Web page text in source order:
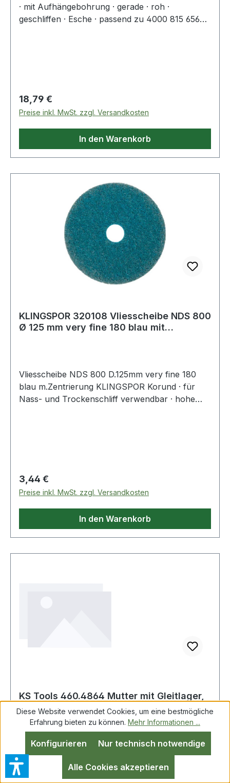
· mit Aufhängebohrung · gerade · roh ·
geschliffen · Esche · passend zu 4000 815 656
Regulärer Preis:
18,79 €
Preise inkl. MwSt. zzgl. Versandkosten
In den Warenkorb
KLINGSPOR 320108 Vliesscheibe NDS 800
Ø 125 mm very fine 180 blau mit
Vliesscheibe NDS 800 D.125mm very fine 180
blau m.Zentrierung KLINGSPOR Korund · für
Nass- und Trockenschliff verwendbar · hohe
mit Spannschraube einsetzbarWeitere
technische Eigenschaften:· Schleifmittel: Korund·
Anwendungsgebiet: Metall Universal, Edelstahl·
Bindung: Kunstharz· Bohrungsdurchmesser:
Regulärer Preis:
3,44 €
Preise inkl. MwSt. zzgl. Versandkosten
In den Warenkorb
KS Tools 460.4864 Mutter mit Gleitlager,
Ø39 mm
KS Tools 460.4864 Mutter mit Gleitlager, Ø39
mm Weitere Produkte im Bereich Mutter mit
Gleitlager, Ø39 mm
Diese Website verwendet Cookies, um eine bestmögliche
Erfahrung bieten zu können. Mehr Informationen ...
Nur technisch notwendige
Konfigurieren
Alle Cookies akzeptieren